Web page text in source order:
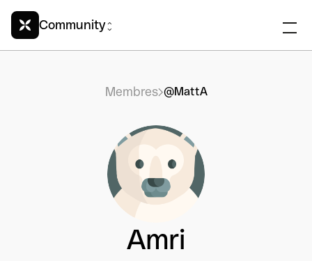
Community
Membres @MattA
Amri